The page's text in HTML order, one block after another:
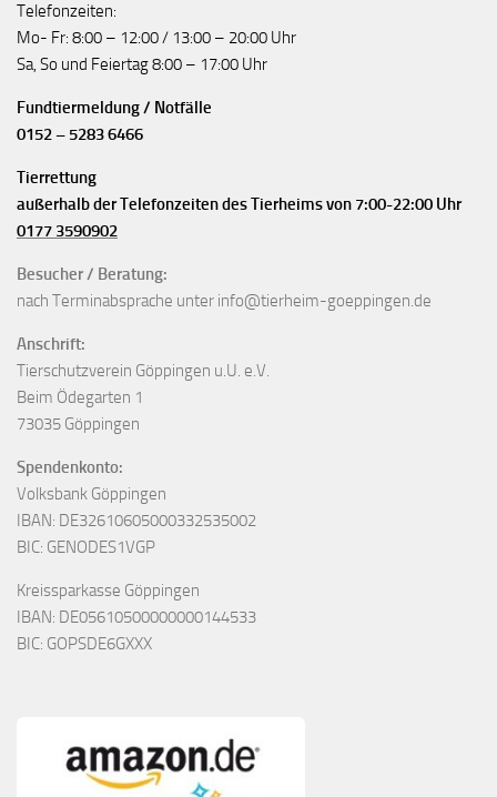
Telefonzeiten:
Mo- Fr: 8:00 – 12:00 / 13:00 – 20:00 Uhr
Sa, So und Feiertag 8:00 – 17:00 Uhr
Fundtiermeldung / Notfälle
0152 – 5283 6466
Tierrettung
außerhalb der Telefonzeiten des Tierheims von 7:00-22:00 Uhr
0177 3590902
Besucher / Beratung:
nach Terminabsprache unter info@tierheim-goeppingen.de
Anschrift:
Tierschutzverein Göppingen u.U. e.V.
Beim Ödegarten 1
73035 Göppingen
Spendenkonto:
Volksbank Göppingen
IBAN: DE32610605000332535002
BIC: GENODES1VGP
Kreissparkasse Göppingen
IBAN: DE05610500000000144533
BIC: GOPSDE6GXXX